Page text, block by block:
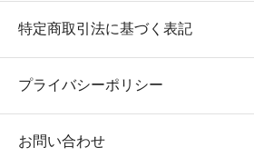
特定商取引法に基づく表記
プライバシーポリシー
お問い合わせ